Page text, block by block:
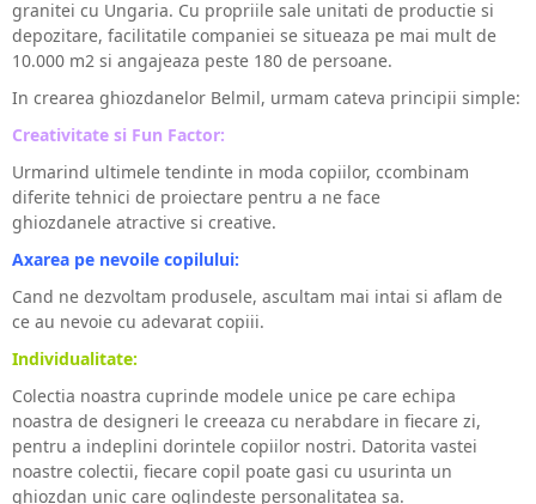
granitei cu Ungaria. Cu propriile sale unitati de productie si
depozitare, facilitatile companiei se situeaza pe mai mult de
10.000 m2 si angajeaza peste 180 de persoane.
In crearea ghiozdanelor Belmil, urmam cateva principii simple:
Creativitate si Fun Factor:
Urmarind ultimele tendinte in moda copiilor, ccombinam
diferite tehnici de proiectare pentru a ne face
ghiozdanele atractive si creative.
Axarea pe nevoile copilului:
Cand ne dezvoltam produsele, ascultam mai intai si aflam de
ce au nevoie cu adevarat copiii.
Individualitate:
Colectia noastra cuprinde modele unice pe care echipa
noastra de designeri le creeaza cu nerabdare in fiecare zi,
pentru a indeplini dorintele copiilor nostri. Datorita vastei
noastre colectii, fiecare copil poate gasi cu usurinta un
ghiozdan unic care oglindeste personalitatea sa.